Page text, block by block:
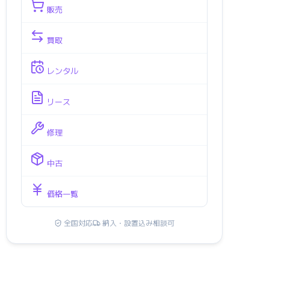
販売
買取
レンタル
リース
修理
中古
価格一覧
全国対応 納入・設置込み相談可